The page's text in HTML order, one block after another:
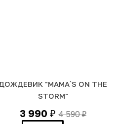
"MAMA`S ON THE
STORM"
3 990 ₽ 4 590₽